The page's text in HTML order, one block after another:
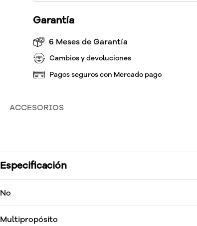
Garantía
6 Meses de Garantía
Cambios y devoluciones
Pagos seguros con Mercado pago
ACCESORIOS
Especificación
No
Multipropósito